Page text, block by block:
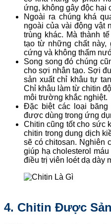
ứng, không gây độc hại
Ngoài ra chúng khá
ngoài của vài động vật
trùng khác. Mà thành
tạo từ những chất này,
cứng và không thấm
Song song đó chúng
cho sợi nhân tạo. Sợi
sản xuất chỉ khâu tự
Chỉ khâu làm từ chitin
môi trường khắc nghiệt.
Đặc biệt các loại
được dùng trong ứng
Chitin cũng tốt cho sức
chitin trong dung dịch
sẽ có chitosan. Nghiên
giúp hạ cholesterol
điều trị viên loét dạ dày
4. Chitin Được